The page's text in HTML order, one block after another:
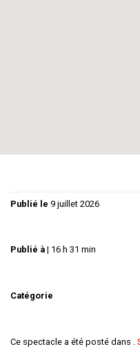
Publié le 9 juillet 2026
Publié à | 16 h 31 min
Catégorie
Ce spectacle a été posté dans .